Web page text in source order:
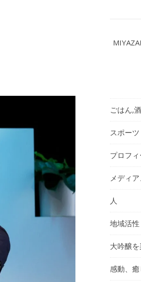
ごはん,酒
スポーツ
プロフィ
メディ
人
地域活性
大吟醸を
感動、